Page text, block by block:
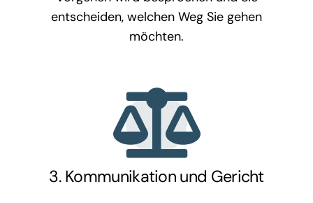
entscheiden, welchen Weg Sie gehen
möchten.
3. Kommunikation und Gericht